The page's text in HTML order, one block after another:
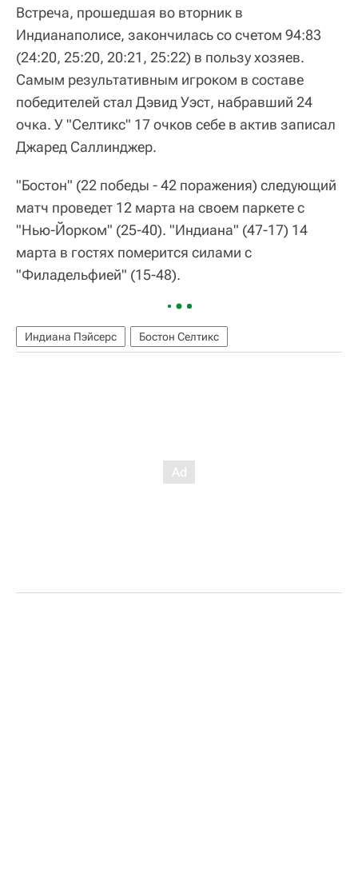
Встреча, прошедшая во вторник в
Индианаполисе, закончилась со счетом 94:83
(24:20, 25:20, 20:21, 25:22) в пользу хозяев.
Самым результативным игроком в составе
победителей стал Дэвид Уэст, набравший 24
очка. У "Селтикс" 17 очков себе в актив записал
Джаред Саллинджер.
"Бостон" (22 победы - 42 поражения) следующий
матч проведет 12 марта на своем паркете с
"Нью-Йорком" (25-40). "Индиана" (47-17) 14
марта в гостях померится силами с
"Филадельфией" (15-48).
Индиана Пэйсерс Бостон Селтикс